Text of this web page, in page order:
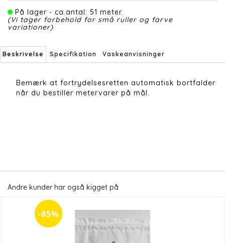
På lager - ca.antal: 51 meter.
(Vi tager forbehold for små ruller og farve
variationer)
Beskrivelse Specifikation Vaskeanvisninger
Bemærk at fortrydelsesretten automatisk bortfalder
når du bestiller metervarer på mål.
Andre kunder har også kigget på
-85%